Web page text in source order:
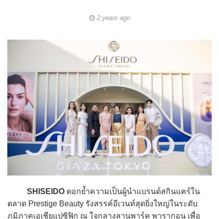
2 years ago
SHISEIDO ตอกย้ำความเป็นผู้นำแบรนด์สกินแคร์ใน
ตลาด Prestige Beauty รังสรรค์อีเวนท์สุดยิ่งใหญ่ในระดับ
ภูมิภาคเอเชียแปซิฟิก ณ ใจกลางลานพาร์ค พารากอน เพื่อ